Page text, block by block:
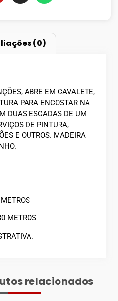
(0)
ABRE EM CAVALETE,
PARA ENCOSTAR NA
DUAS ESCADAS DE UM
DE PINTURA,
E OUTROS. MADEIRA
METROS
relacionados